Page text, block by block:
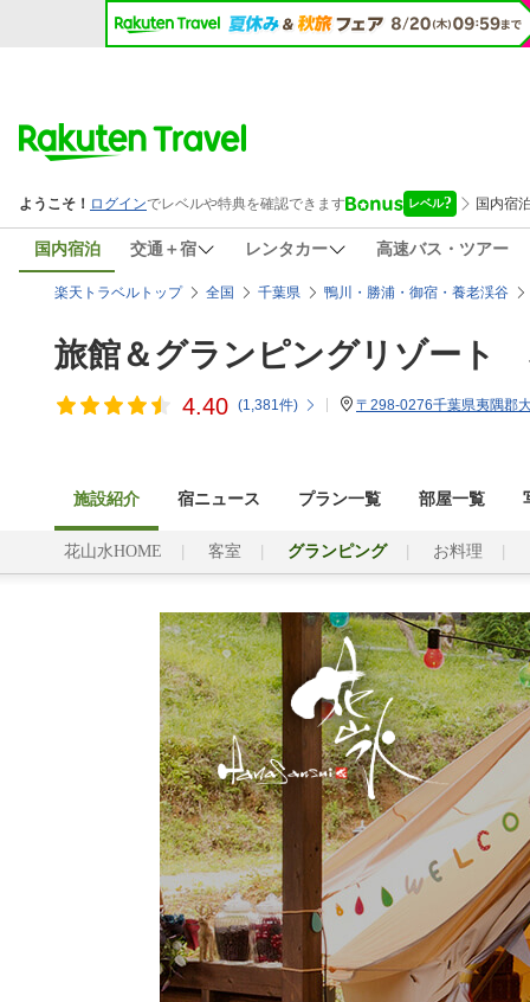
国内宿泊 交通＋宿 レンタカー 高速バス・ツアー
楽天トラベルトップ 全国 千葉県 鴨川・勝浦・御宿・養老渓谷
旅館＆グランピングリゾート
4.40 (1,381件) 〒298-0276千葉県夷隅郡
施設紹介 宿ニュース プラン一覧 部屋一覧
花山水HOME 客室 グランピング お料理